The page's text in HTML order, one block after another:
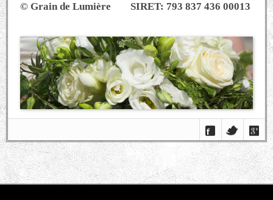
© Grain de Lumière SIRET: 793 837 436 00013